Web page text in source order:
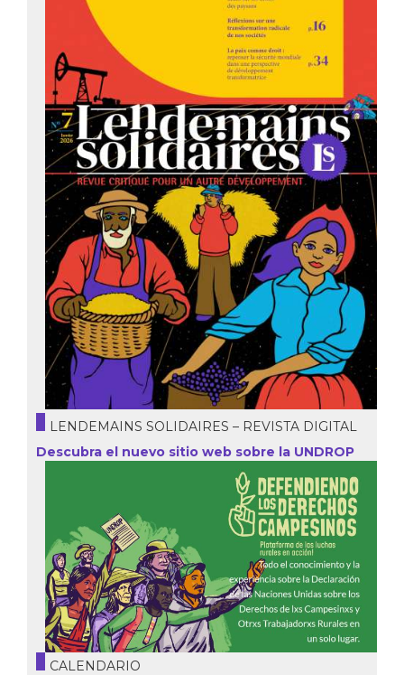
LENDEMAINS SOLIDAIRES – REVISTA DIGITAL
Descubra el nuevo sitio web sobre la UNDROP
CALENDARIO